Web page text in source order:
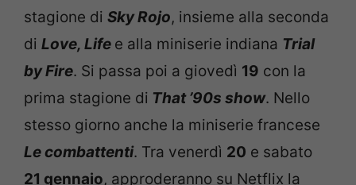
stagione di Sky Rojo, insieme alla seconda
di Love, Life e alla miniserie indiana Trial
by Fire. Si passa poi a giovedì 19 con la
prima stagione di That ’90s show. Nello
stesso giorno anche la miniserie francese
Le combattenti. Tra venerdì 20 e sabato
21 gennaio, approderanno su Netflix la